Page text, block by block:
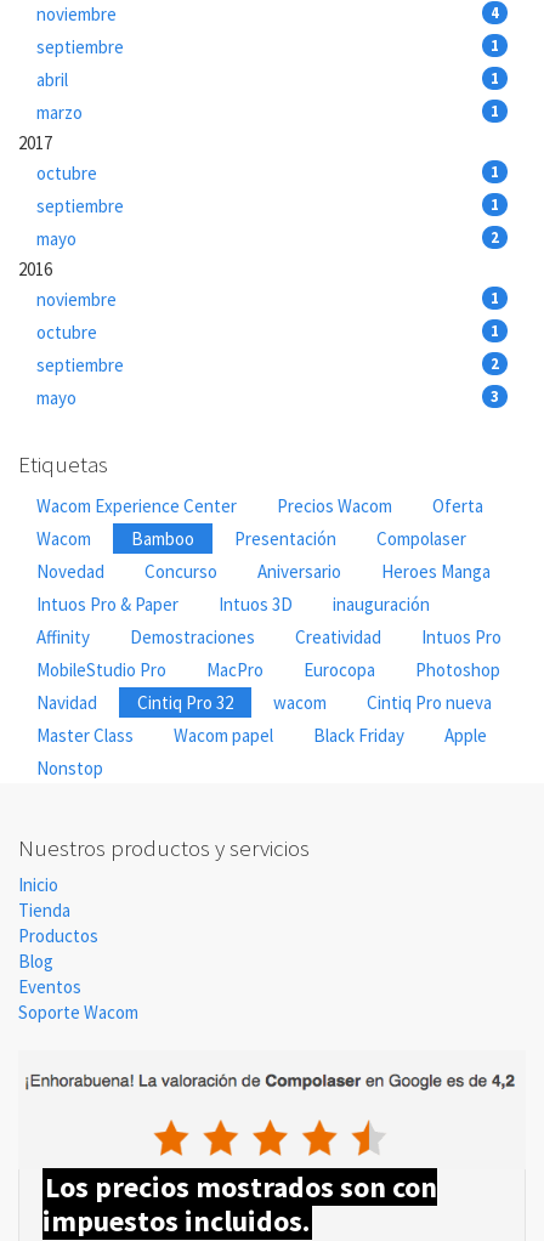
noviembre 4
septiembre 1
abril 1
marzo 1
2017
octubre
1
septiembre 1
mayo 2
2016
noviembre
1
octubre 1
septiembre 2
mayo 3
Etiquetas
Wacom Experience Center Precios Wacom
Oferta
Wacom
Bamboo Presentación
Compolaser
Novedad
Concurso Aniversario
Heroes Manga
Intuos Pro & Paper
Intuos 3D
inauguración
Affinity
Demostraciones Creatividad
Intuos Pro
MobileStudio Pro
MacPro Eurocopa
Photoshop
Navidad
Cintiq Pro 32 wacom
Cintiq Pro nueva
Master Class
Wacom papel Black Friday
Apple
Nonstop
Nuestros productos y servicios
Inicio
Tienda
Productos
Blog
Eventos
Soporte Wacom
Los precios mostrados son con
impuestos incluidos.